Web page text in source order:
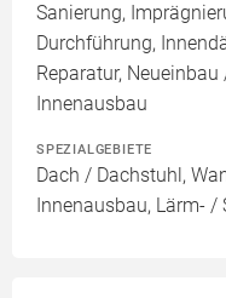
Sanierung,
Durchführung,
Reparatur,
Innenausbau
SPEZIALGEBIETE
Dach / Dachstuhl,
Innenausbau, Lärm-